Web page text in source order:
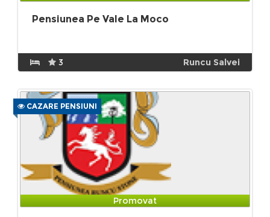
Pensiunea Pe Vale La Moco
3 Runcu Salvei
CAZARE PENSIUNI
Promovat